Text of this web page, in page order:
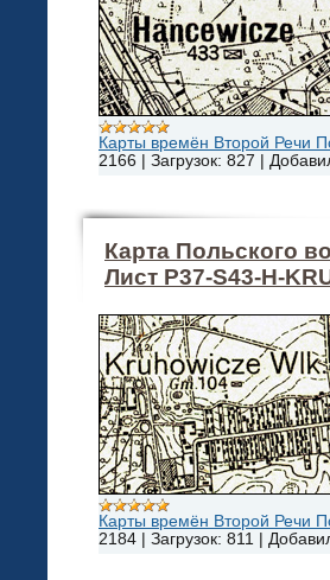
Карты времён Второй Речи
2166
Загрузок: 827
Карта Польского
Лист P37-S43-H-
Карты времён Второй Речи
2184
Загрузок: 811